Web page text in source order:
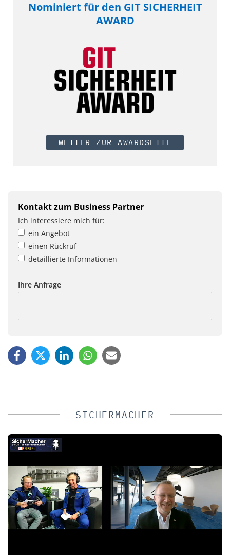
Nominiert für den GIT SICHERHEIT
AWARD
WEITER ZUR AWARDSEITE
Kontakt zum Business Partner
Ich interessiere mich für:
ein Angebot
einen Rückruf
detaillierte Informationen
Ihre Anfrage
SICHERMACHER